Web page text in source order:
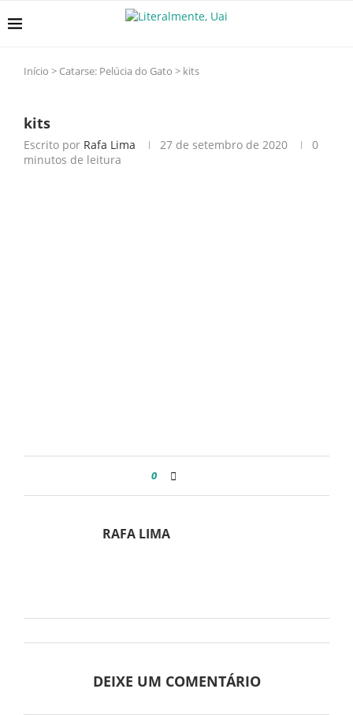
Início > Catarse: Pelúcia do Gato > kits
kits
Escrito por Rafa Lima 27 de setembro de 2020
0
minutos de leitura
0
RAFA LIMA
DEIXE UM COMENTÁRIO